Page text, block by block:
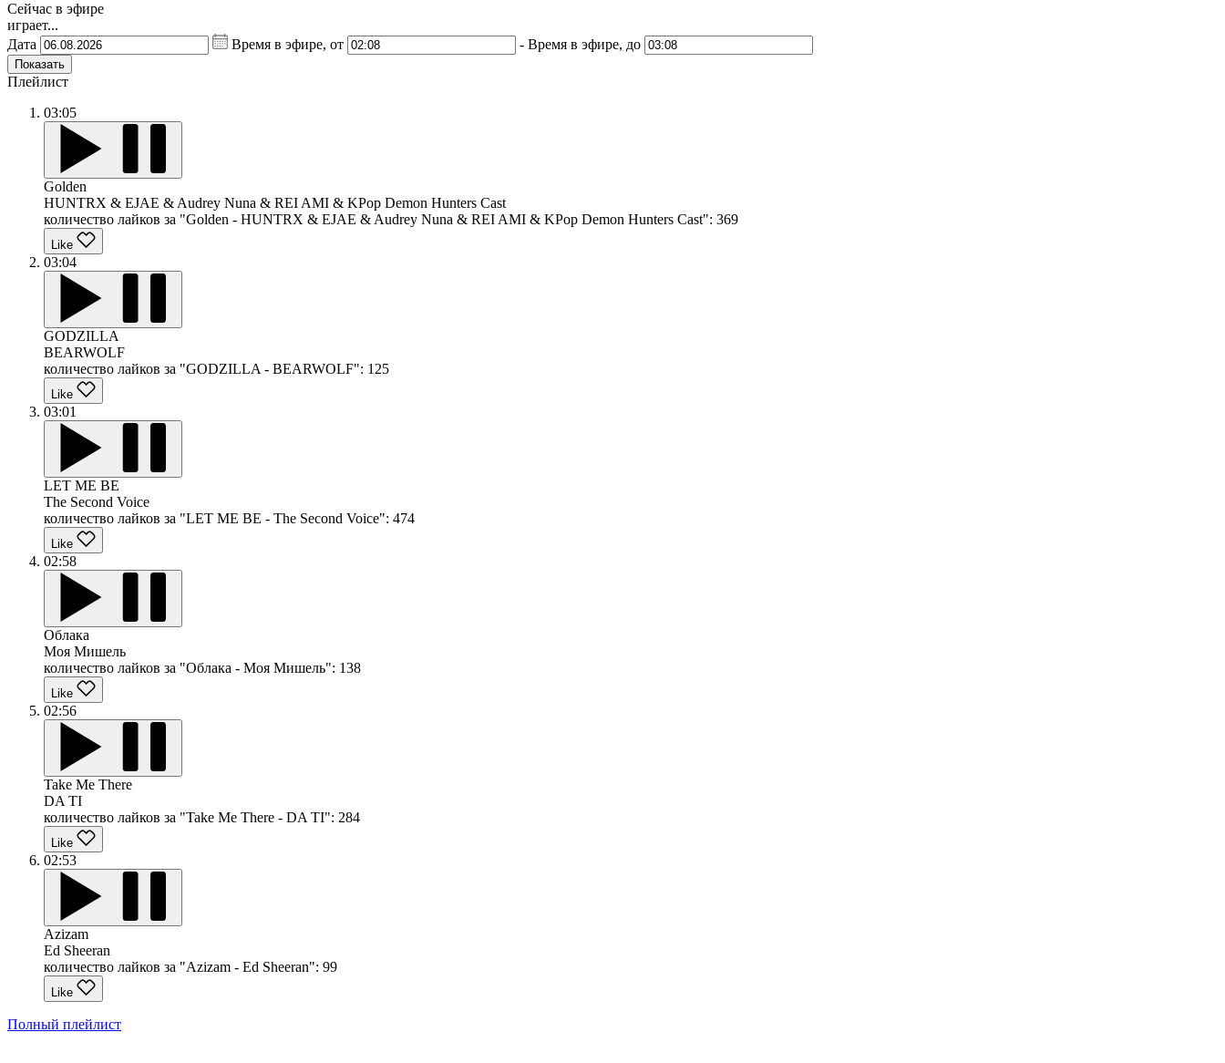
Сейчас в эфире
играет...
Дата
Время в эфире, от - Время в эфире, до
Показать
Плейлист
03:05
Golden
HUNTRX & EJAE & Audrey Nuna & REI AMI & KPop Demon Hunters Cast
количество лайков за "Golden - HUNTRX & EJAE & Audrey Nuna & REI AMI & KPop Demon Hunters Cast": 369
Like
03:04
GODZILLA
BEARWOLF
количество лайков за "GODZILLA - BEARWOLF": 125
Like
03:01
LET ME BE
The Second Voice
количество лайков за "LET ME BE - The Second Voice": 474
Like
02:58
Облака
Моя Мишель
количество лайков за "Облака - Моя Мишель": 138
Like
02:56
Take Me There
DA TI
количество лайков за "Take Me There - DA TI": 284
Like
02:53
Azizam
Ed Sheeran
количество лайков за "Azizam - Ed Sheeran": 99
Like
Полный плейлист